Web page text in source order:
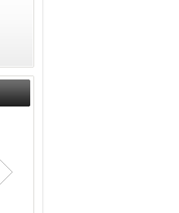
Güney, 'Ev Hapsi' şartıyla serbest